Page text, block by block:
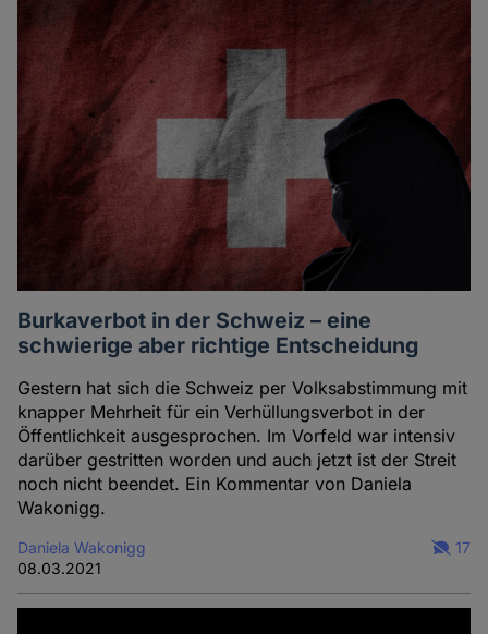
Burkaverbot in der Schweiz – eine
schwierige aber richtige Entscheidung
Gestern hat sich die Schweiz per Volksabstimmung mit
knapper Mehrheit für ein Verhüllungsverbot in der
Öffentlichkeit ausgesprochen. Im Vorfeld war intensiv
darüber gestritten worden und auch jetzt ist der Streit
noch nicht beendet. Ein Kommentar von Daniela
Wakonigg.
Daniela Wakonigg
08.03.2021
17